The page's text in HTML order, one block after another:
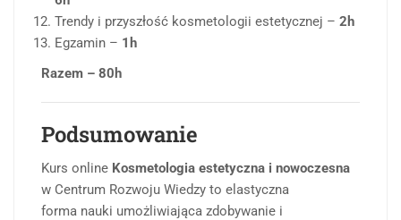
Trendy i przyszłość kosmetologii estetycznej – 2h
Egzamin – 1h
Razem – 80h
Podsumowanie
Kurs online Kosmetologia estetyczna i nowoczesna
w Centrum Rozwoju Wiedzy to elastyczna
forma nauki umożliwiająca zdobywanie i